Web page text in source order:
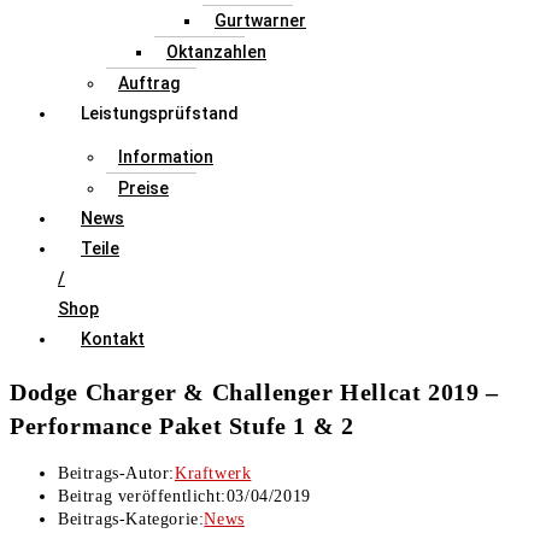
Gurtwarner
Oktanzahlen
Auftrag
Leistungsprüfstand
Information
Preise
News
Teile
/
Shop
Kontakt
Dodge Charger & Challenger Hellcat 2019 –
Performance Paket Stufe 1 & 2
Beitrags-Autor:Kraftwerk
Beitrag veröffentlicht:03/04/2019
Beitrags-Kategorie:News